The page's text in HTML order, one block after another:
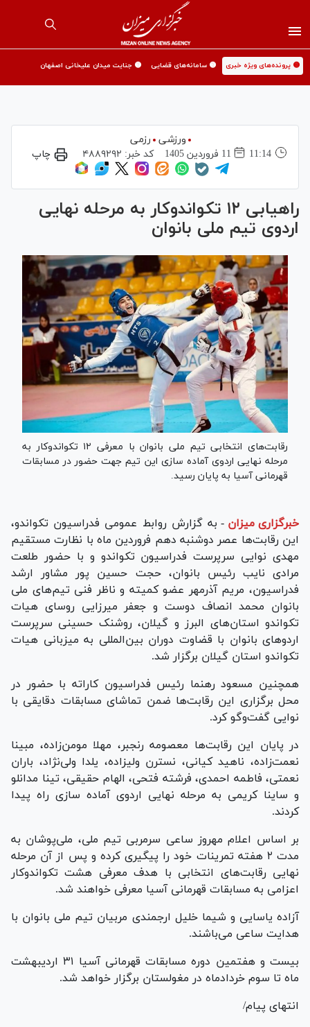
🟡 پرونده‌های ویژه خبری 🟡 سامانه‌های قضایی 🟡 جنایت میدان علیخانی اصفهان
ورزشی
رزمی
11:14
11 فروردين 1405 کد خبر: ۴۸۸۹۲۹۲ چاپ
راهیابی ۱۲ تکواندوکار به مرحله نهایی
اردوی تیم ملی بانوان
رقابت‌های انتخابی تیم ملی بانوان با معرفی ۱۲ تکواندوکار به
مرحله نهایی اردوی آماده سازی این تیم جهت حضور در مسابقات
قهرمانی آسیا به پایان رسید.
خبرگزاری میزان - به گزارش روابط عمومی فدراسیون تکواندو،
این رقابت‌ها عصر دوشنبه دهم فروردین ماه با نظارت مستقیم
مهدی نوایی سرپرست فدراسیون تکواندو و با حضور طلعت
مرادی نایب رئیس بانوان، حجت حسین پور مشاور ارشد
فدراسیون، مریم آذرمهر عضو کمیته و ناظر فنی تیم‌های ملی
بانوان محمد انصاف دوست و جعفر میرزایی روسای هیات
تکواندو استان‌های البرز و گیلان، روشنک حسینی سرپرست
اردو‌های بانوان با قضاوت دوران بین‌المللی به میزبانی هیات
تکواندو استان گیلان برگزار شد.
همچنین مسعود رهنما رئیس فدراسیون کاراته با حضور در
محل برگزاری این رقابت‌ها ضمن تماشای مسابقات دقایقی با
نوایی گفت‌و‌گو کرد.
در پایان این رقابت‌ها معصومه رنجبر، مهلا مومن‌زاده، مبینا
نعمت‌زاده، ناهید کیانی، نسترن ولیزاده، یلدا ولی‌نژاد، باران
نعمتی، فاطمه احمدی، فرشته فتحی، الهام حقیقی، تینا مدانلو
و ساینا کریمی به مرحله نهایی اردوی آماده سازی راه پیدا
کردند.
بر اساس اعلام مهروز ساعی سرمربی تیم ملی، ملی‌پوشان به
مدت ۲ هفته تمرینات خود را پیگیری کرده و پس از آن مرحله
نهایی رقابت‌های انتخابی با هدف معرفی هشت تکواندوکار
اعزامی به مسابقات قهرمانی آسیا معرفی خواهند شد.
آزاده یاسایی و شیما خلیل ارجمندی مربیان تیم ملی بانوان با
هدایت ساعی می‌باشند.
بیست و هفتمین دوره مسابقات قهرمانی آسیا ۳۱ اردیبهشت
ماه تا سوم خردادماه در مغولستان برگزار خواهد شد.
انتهای پیام/